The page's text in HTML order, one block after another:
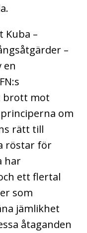
Kuba –
–
en
brott mot
om
rätt till
röstar för
har
ett flertal
som
jämlikhet
åtaganden